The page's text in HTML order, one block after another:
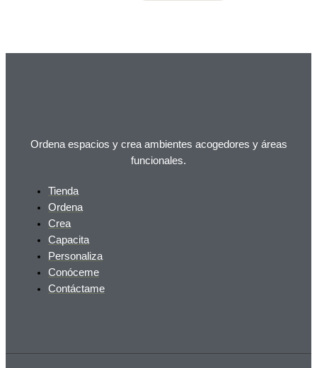
Ordena espacios y crea ambientes acogedores y áreas
funcionales.
Tienda
Ordena
Crea
Capacita
Personaliza
Conóceme
Contáctame